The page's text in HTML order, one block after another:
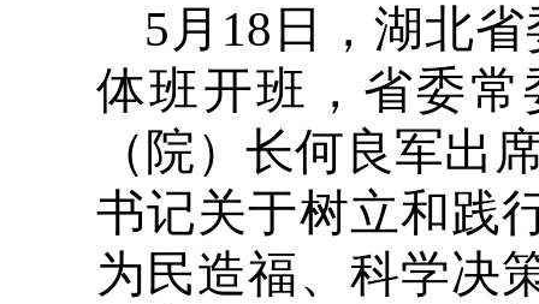
5月18日，湖北
体班开班，省委
（院）长何良军出
书记关于树立和践
为民造福、科学决